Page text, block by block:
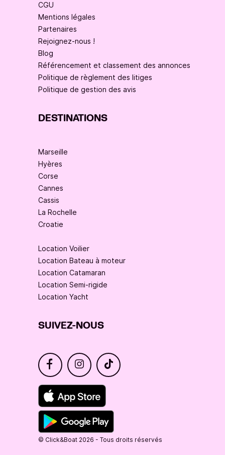
CGU
Mentions légales
Partenaires
Rejoignez-nous !
Blog
Référencement et classement des annonces
Politique de règlement des litiges
Politique de gestion des avis
DESTINATIONS
Marseille
Hyères
Corse
Cannes
Cassis
La Rochelle
Croatie
Location Voilier
Location Bateau à moteur
Location Catamaran
Location Semi-rigide
Location Yacht
SUIVEZ-NOUS
© Click&Boat 2026 - Tous droits réservés